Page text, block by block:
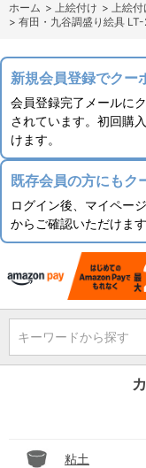
ホーム > 上絵付け > 上絵付
> 有田・九谷調盛り絵具
新規会員登録でクー
会員登録完了メールに
されています。初回購
けます。
既存会員の方にもク
ログイン後、マイペー
からご確認いただけます
キーワードから探す
粘土